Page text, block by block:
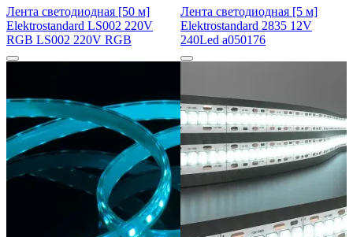
Лента светодиодная [50 м]
Elektrostandard LS002 220V
RGB LS002 220V RGB
Лента светодиодная [5 м]
Elektrostandard 2835 12V
240Led a050176